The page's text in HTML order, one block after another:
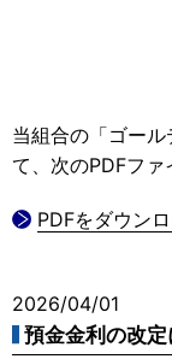
当組合の「ゴー
て、次のPDFファ
PDFをダウン
2026/04/01
預金金利の改